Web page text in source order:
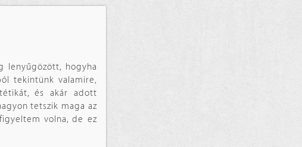
lenyűgözött, hogyha
tekintünk valamire,
és akár adott
tetszik maga az
volna, de ez